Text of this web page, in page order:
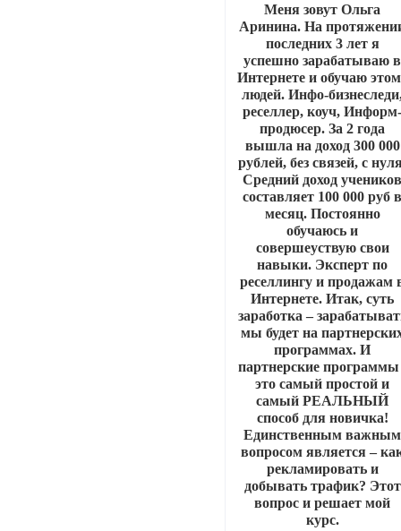
Меня зовут Ольга
Аринина. На
последних 3 лет я
успешно зарабатываю в
Интернете и обучаю
людей. Инфо-
реселлер, коуч,
продюсер. За 2 года
вышла на доход 300 000
рублей, без связей, с
Средний доход
составляет 100 000 руб
месяц. Постоянно
обучаюсь и
совершеyствую свои
навыки. Эксперт по
реселлингу и продажам
Интернете. Итак, суть
заработка –
мы будет на
программах. И
партнерские программы
это самый простой и
самый РЕАЛЬНЫЙ
способ для новичка!
Единственным важным
вопросом является –
рекламировать и
добывать трафик? Этот
вопрос и решает мой
курс.